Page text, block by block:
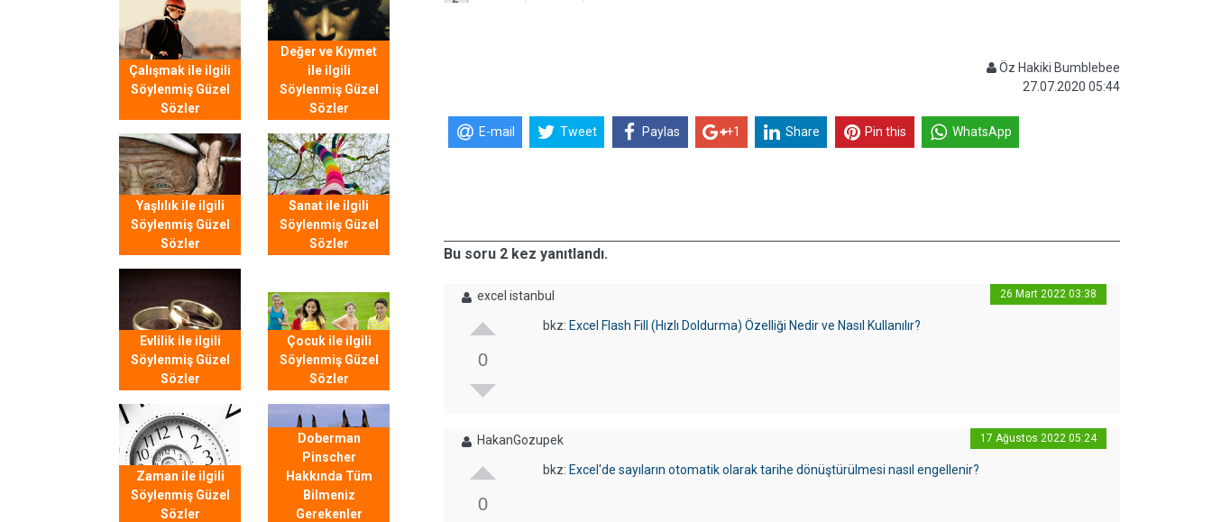
Çalışmak ile ilgili
Söylenmiş Güzel
Sözler
Değer ve Kıymet
ile ilgili
Söylenmiş Güzel
Sözler
Yaşlılık ile ilgili
Söylenmiş Güzel
Sözler
Sanat ile ilgili
Söylenmiş Güzel
Sözler
Evlilik ile ilgili
Söylenmiş Güzel
Sözler
Çocuk ile ilgili
Söylenmiş Güzel
Sözler
Zaman ile ilgili
Söylenmiş Güzel
Sözler
Doberman
Pinscher
Hakkında Tüm
Bilmeniz
Gerekenler
Öz Hakiki Bumblebee
27.07.2020 05:44
E-mail Tweet Paylas +1 Share Pin this WhatsApp
Bu soru 2 kez yanıtlandı.
excel istanbul 26 Mart 2022 03:38
0
bkz: Excel Flash Fill (Hızlı Doldurma) Özelliği Nedir ve Nasıl Kullanılır?
HakanGozupek 17 Ağustos 2022 05:24
0
bkz: Excel'de sayıların otomatik olarak tarihe dönüştürülmesi nasıl engellenir?